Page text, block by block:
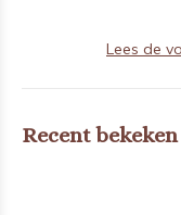
Lees de
Recent bekeken